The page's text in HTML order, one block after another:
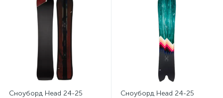
Сноуборд Head 24-25
Сноуборд Head 24-25